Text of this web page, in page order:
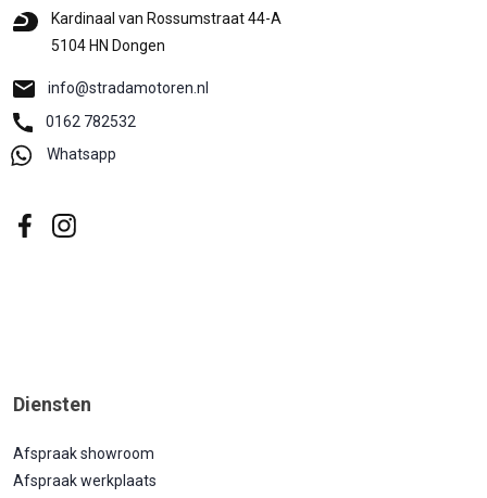
Kardinaal van Rossumstraat 44-A
5104 HN Dongen
info@stradamotoren.nl
0162 782532
Whatsapp
Diensten
Afspraak showroom
Afspraak werkplaats